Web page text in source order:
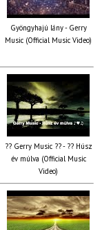
Gyöngyhajú lány - Gerry
Music (Official Music Video)
?? Gerry Music ?? - ?? Húsz
év múlva (Official Music
Video)